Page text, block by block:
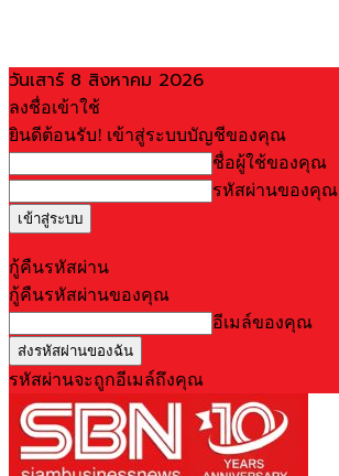
วันเสาร์ 8 สิงหาคม 2026
ลงชื่อเข้าใช้
ยินดีต้อนรับ! เข้าสู่ระบบบัญชีของคุณ
ชื่อผู้ใช้ของคุณ
รหัสผ่านของคุณ
กู้คืนรหัสผ่าน
กู้คืนรหัสผ่านของคุณ
อีเมล์ของคุณ
รหัสผ่านจะถูกอีเมล์ถึงคุณ